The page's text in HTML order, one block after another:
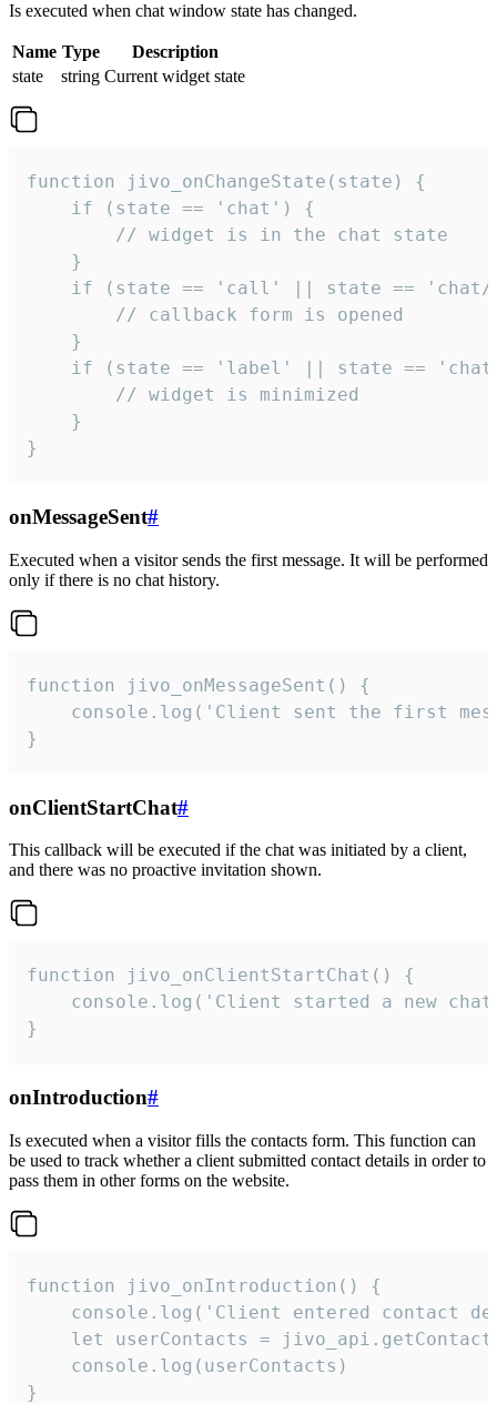
Is executed when chat window state has changed.
Name Type
Description
state
string Current widget state
function jivo_onChangeState(state) {
    if (state == 'chat') {
        // widget is in the chat state
    }
if (state == 'call' || state ==
        // callback form is opened
    }
if (state == 'label' || state ==
        // widget is minimized
    }
}
onMessageSent#
Executed when a visitor sends the first message. It will be performed
only if there is no chat history.
function jivo_onMessageSent() {
console.log('Client sent the first
}
onClientStartChat#
This callback will be executed if the chat was initiated by a client,
and there was no proactive invitation shown.
function jivo_onClientStartChat() {
console.log('Client started a new
}
onIntroduction#
Is executed when a visitor fills the contacts form. This function can
be used to track whether a client submitted contact details in order to
pass them in other forms on the website.
function jivo_onIntroduction() {
console.log('Client entered contact
let userContacts =
    console.log(userContacts)
}